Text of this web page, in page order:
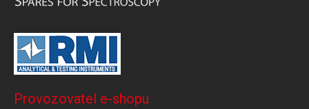
Provozovatel e-shopu